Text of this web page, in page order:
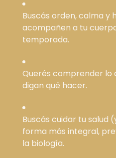
Buscás orden, calma y
acompañen a tu
temporada.
Querés comprender lo
digan qué hacer.
Buscás cuidar tu salud
forma más integral,
la biología.